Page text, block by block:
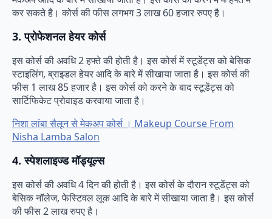
कर सकते है। कोर्स की फीस लगभग 3 लाख 60 हजार रुपए है।
3. प्रोफेशनल हेयर कोर्स
इस कोर्स की अवधि 2 हफ्ते की होती है। इस कोर्स में स्टूडेंट्स को बेसिक
स्टाइलिंग, ब्राइडल हेयर आदि के बारे में सीखाया जाता है। इस कोर्स की
फीस 1 लाख 85 हजार है। इस कोर्स को करने के बाद स्टूडेंट्स को
सार्टिफिकेट प्रोवाइड करवाया जाता है।
निशा लांबा सैलून से मेकअप कोर्स । Makeup Course From
Nisha Lamba Salon
4. स्पेशलाइज्ड मॉड्यूल्स
इस कोर्स की अवधि 4 दिन की होती है। इस कोर्स के दौरान स्टूडेंट्स को
बेसिक नॉलेज, फेस्टिवल लूक आदि के बारे में सीखाया जाता है। इस कोर्स
की फीस 2 लाख रुपए है।